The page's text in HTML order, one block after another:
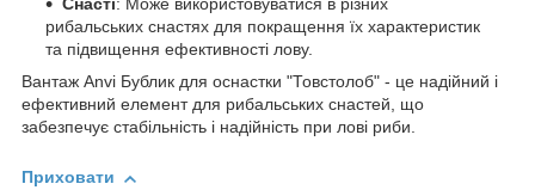
Снасті: Може використовуватися в різних
рибальських снастях для покращення їх характеристик
та підвищення ефективності лову.
Вантаж Anvi Бублик для оснастки "Товстолоб" - це надійний і
ефективний елемент для рибальських снастей, що
забезпечує стабільність і надійність при лові риби.
Приховати